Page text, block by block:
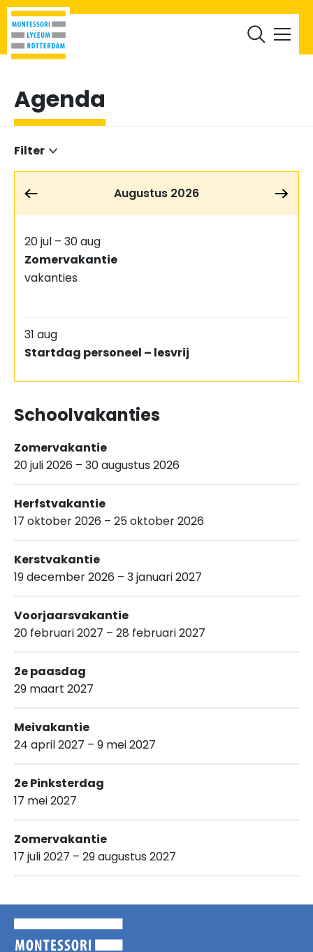
RML Leerlingen Documenten
Agenda
Filter
Augustus 2026
20 jul – 30 aug
Zomervakantie
vakanties
31 aug
Startdag personeel – lesvrij
Schoolvakanties
Zomervakantie
20 juli 2026 – 30 augustus 2026
Herfstvakantie
17 oktober 2026 – 25 oktober 2026
Kerstvakantie
19 december 2026 – 3 januari 2027
Voorjaarsvakantie
20 februari 2027 – 28 februari 2027
2e paasdag
29 maart 2027
Meivakantie
24 april 2027 – 9 mei 2027
2e Pinksterdag
17 mei 2027
Zomervakantie
17 juli 2027 – 29 augustus 2027